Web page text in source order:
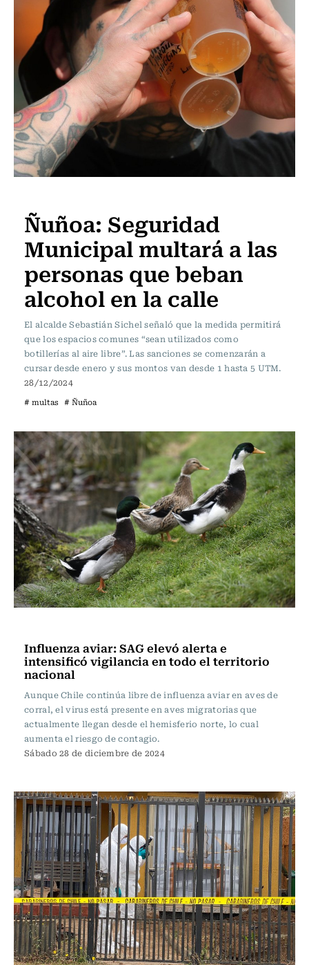
Ñuñoa: Seguridad
Municipal multará a las
personas que beban
alcohol en la calle
El alcalde Sebastián Sichel señaló que la medida permitirá
que los espacios comunes “sean utilizados como
botillerías al aire libre”. Las sanciones se comenzarán a
cursar desde enero y sus montos van desde 1 hasta 5 UTM.
28/12/2024
# multas # Ñuñoa
Influenza aviar: SAG elevó alerta e
intensificó vigilancia en todo el territorio
nacional
Aunque Chile continúa libre de influenza aviar en aves de
corral, el virus está presente en aves migratorias que
actualmente llegan desde el hemisferio norte, lo cual
aumenta el riesgo de contagio.
Sábado 28 de diciembre de 2024